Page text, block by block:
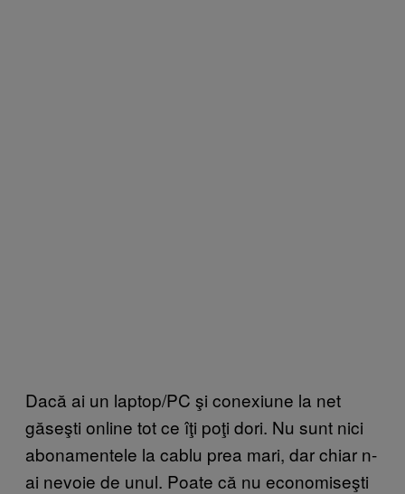
Dacă ai un laptop/PC şi conexiune la net
găseşti online tot ce îţi poţi dori. Nu sunt nici
abonamentele la cablu prea mari, dar chiar n-
ai nevoie de unul. Poate că nu economiseşti